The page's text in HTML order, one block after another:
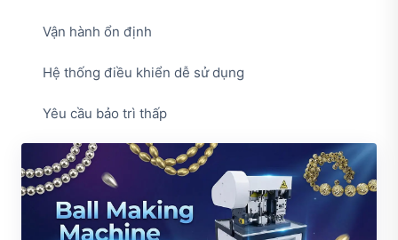
Vận hành ổn định
Hệ thống điều khiển dễ sử dụng
Yêu cầu bảo trì thấp